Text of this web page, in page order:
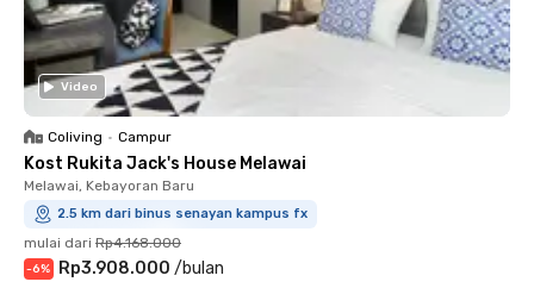
Video
Coliving • Campur
Kost Rukita Jack's House Melawai
Melawai, Kebayoran Baru
2.5 km dari binus senayan kampus fx
mulai dari Rp4.168.000
-6% Rp3.908.000 /bulan